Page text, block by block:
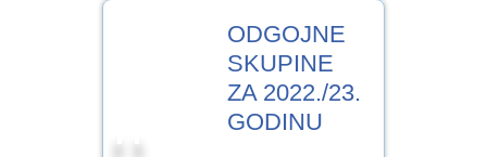
ODGOJNE
SKUPINE
ZA 2022./23.
GODINU